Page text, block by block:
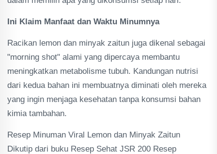
Ini Klaim Manfaat dan Waktu Minumnya
Racikan lemon dan minyak zaitun juga dikenal sebagai
"morning shot" alami yang dipercaya membantu
meningkatkan metabolisme tubuh. Kandungan nutrisi
dari kedua bahan ini membuatnya diminati oleh mereka
yang ingin menjaga kesehatan tanpa konsumsi bahan
kimia tambahan.
Resep Minuman Viral Lemon dan Minyak Zaitun
Dikutip dari buku Resep Sehat JSR 200 Resep